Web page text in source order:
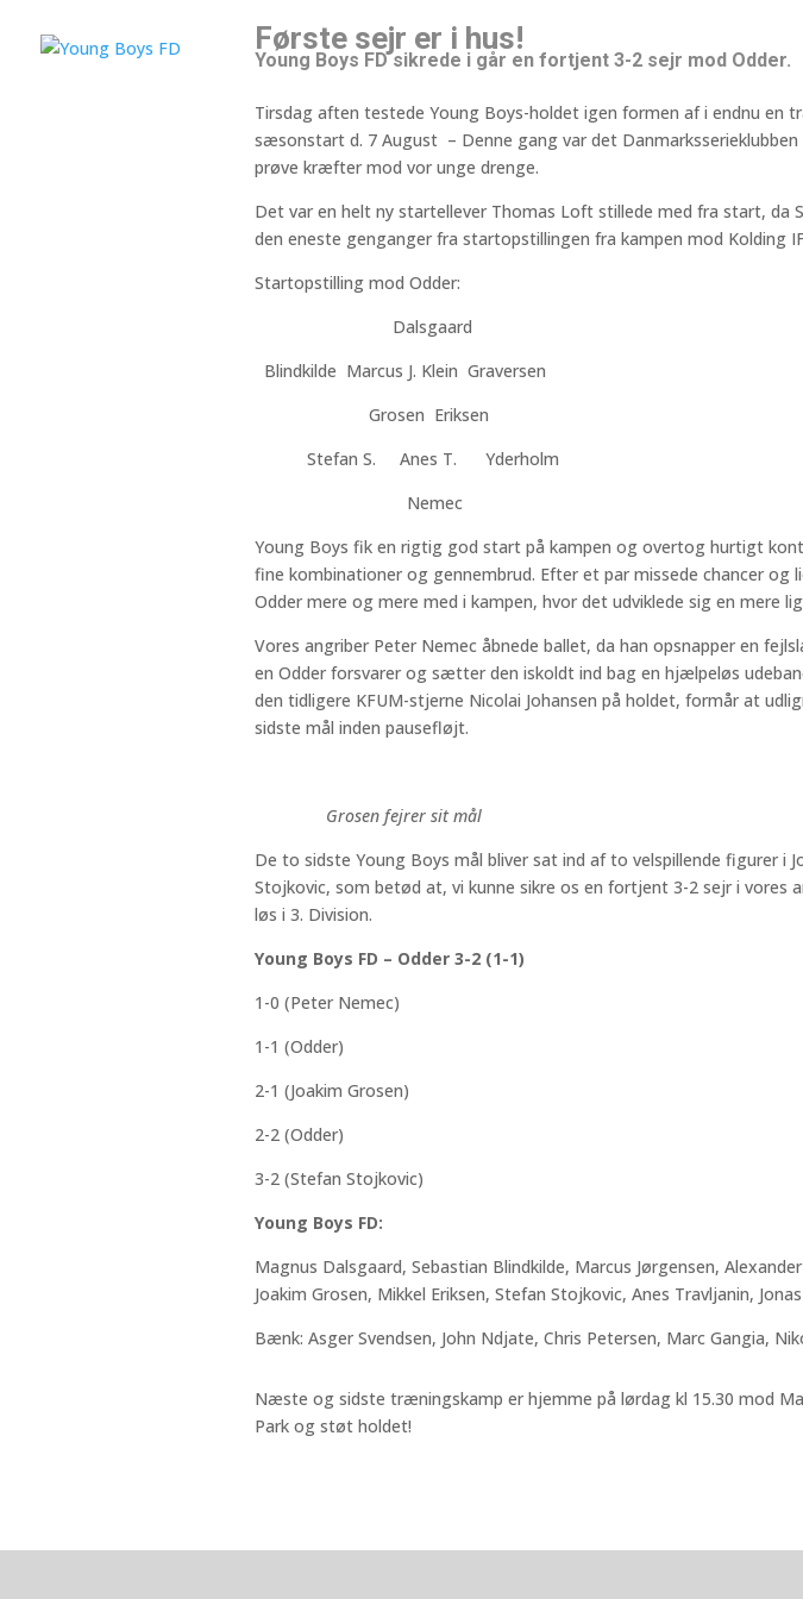
Første sejr er i hus!
Young Boys FD sikrede i går en fortjent 3-2 sejr mod Odder.
Tirsdag aften testede Young Boys-holdet igen formen af i endnu en
sæsonstart d. 7 August – Denne gang var det Danmarksserieklubben
prøve kræfter mod vor unge drenge.
Det var en helt ny startellever Thomas Loft stillede med fra start, da
den eneste genganger fra startopstillingen fra kampen mod Kolding
Startopstilling mod Odder:
Dalsgaard
Blindkilde Marcus J. Klein Graversen
Grosen Eriksen
Stefan S. Anes T. Yderholm
Nemec
Young Boys fik en rigtig god start på kampen og overtog hurtigt
fine kombinationer og gennembrud. Efter et par missede chancer og
Odder mere og mere med i kampen, hvor det udviklede sig en mere
Vores angriber Peter Nemec åbnede ballet, da han opsnapper en
en Odder forsvarer og sætter den iskoldt ind bag en hjælpeløs
den tidligere KFUM-stjerne Nicolai Johansen på holdet, formår at
sidste mål inden pausefløjt.
Grosen fejrer sit mål
De to sidste Young Boys mål bliver sat ind af to velspillende figurer i
Stojkovic, som betød at, vi kunne sikre os en fortjent 3-2 sejr i vores
løs i 3. Division.
Young Boys FD – Odder 3-2 (1-1)
1-0 (Peter Nemec)
1-1 (Odder)
2-1 (Joakim Grosen)
2-2 (Odder)
3-2 (Stefan Stojkovic)
Young Boys FD:
Magnus Dalsgaard, Sebastian Blindkilde, Marcus Jørgensen,
Joakim Grosen, Mikkel Eriksen, Stefan Stojkovic, Anes Travljanin,
Bænk: Asger Svendsen, John Ndjate, Chris Petersen, Marc Gangia,
Næste og sidste træningskamp er hjemme på lørdag kl 15.30 mod
Park og støt holdet!